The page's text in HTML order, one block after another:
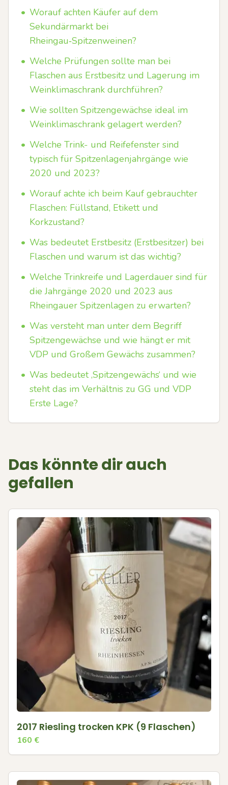
• Worauf achten Käufer auf dem
Sekundärmarkt bei
Rheingau‑Spitzenweinen?
• Welche Prüfungen sollte man bei
Flaschen aus Erstbesitz und Lagerung im
Weinklimaschrank durchführen?
• Wie sollten Spitzengewächse ideal im
Weinklimaschrank gelagert werden?
• Welche Trink- und Reifefenster sind
typisch für Spitzenlagenjahrgänge wie
2020 und 2023?
• Worauf achte ich beim Kauf gebrauchter
Flaschen: Füllstand, Etikett und
Korkzustand?
• Was bedeutet Erstbesitz (Erstbesitzer) bei
Flaschen und warum ist das wichtig?
• Welche Trinkreife und Lagerdauer sind für
die Jahrgänge 2020 und 2023 aus
Rheingauer Spitzenlagen zu erwarten?
• Was versteht man unter dem Begriff
Spitzengewächse und wie hängt er mit
VDP und Großem Gewächs zusammen?
• Was bedeutet ‚Spitzengewächs‘ und wie
steht das im Verhältnis zu GG und VDP
Erste Lage?
Das könnte dir auch
gefallen
2017 Riesling trocken KPK (9 Flaschen)
160 €